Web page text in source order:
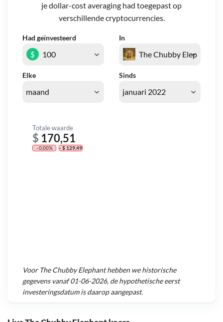
je dollar-cost averaging had toegepast op
verschillende cryptocurrencies.
Had geïnvesteerd In
Elke Sinds
$
Totale waarde
$ 170,51
- 0,00% - $ 129,49
Voor The Chubby Elephanthebben we historische
gegevens vanaf01-06-2026, de hypothetische eerst
investeringsdatum is daarop aangepast.